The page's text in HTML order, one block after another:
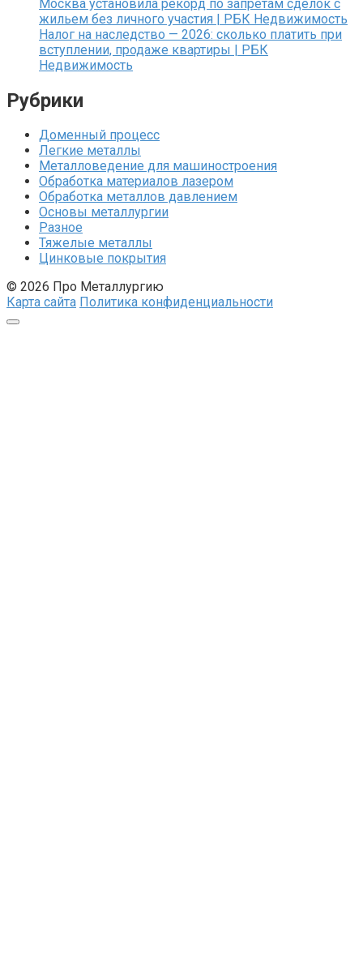
Москва установила рекорд по запретам сделок с
жильем без личного участия | РБК Недвижимость
Налог на наследство — 2026: сколько платить при
вступлении, продаже квартиры | РБК
Недвижимость
Рубрики
Доменный процесс
Легкие металлы
Металловедение для машиностроения
Обработка материалов лазером
Обработка металлов давлением
Основы металлургии
Разное
Тяжелые металлы
Цинковые покрытия
© 2026 Про Металлургию
Карта сайта Политика конфиденциальности